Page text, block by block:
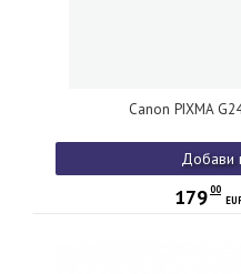
Canon PIXMA
Добави
17900